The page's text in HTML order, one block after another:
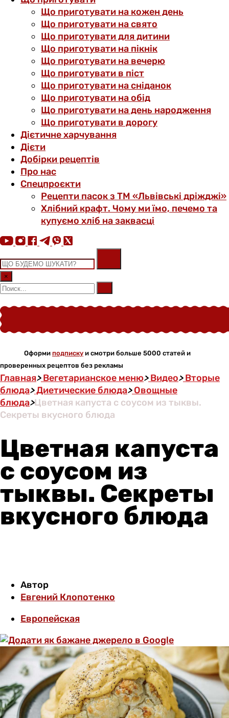
Що приготувати на кожен день
Що приготувати на свято
Що приготувати для дитини
Що приготувати на пікнік
Що приготувати на вечерю
Що приготувати в піст
Що приготувати на сніданок
Що приготувати на обід
Що приготувати на день народження
Що приготувати в дорогу
Дієтичне харчування
Дієти
Добірки рецептів
Про нас
Спецпроєкти
Рецепти пасок з ТМ «Львівські дріжджі»
Хлібний крафт. Чому ми їмо, печемо та
купуємо хліб на заквасці
×
Оформи подписку и смотри больше 5000 статей и
проверенных рецептов без рекламы
Главная>Вегетарианское меню>Видео>Вторые
блюда>Диетические блюда>Овощные
блюда>Цветная капуста с соусом из тыквы.
Секреты вкусного блюда
Цветная капуста
с соусом из
тыквы. Секреты
вкусного блюда
Автор
Евгений Клопотенко
Европейская